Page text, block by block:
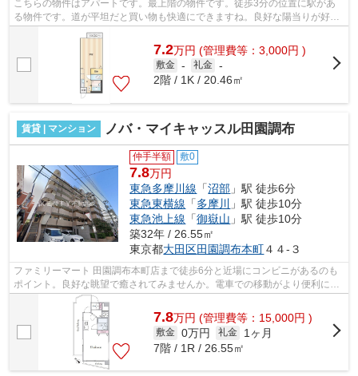
こちらの物件はアパートです。最上階の物件です。徒歩3分の位置に駅があ
る物件です。道が平坦だと買い物も快適にできますね。良好な陽当りが好評
の、魅力溢れる一押しの物件となってい...
7.2万円 (管理費等：3,000円 )
敷金 - 礼金 -
2階 / 1K / 20.46㎡
賃貸 | マンション ノバ・マイキャッスル田園調布
仲手半額 敷0
7.8万円
東急多摩川線 「沼部 」駅 徒歩6分
東急東横線 「多摩川
」駅 徒歩10分
東急池上線 「御嶽山 」駅 徒歩10分
築32年 / 26.55㎡
東京都大田区田園調布本町４４-３
ファミリーマート 田園調布本町店まで徒歩6分と近場にコンビニがあるのも
ポイント。良好な眺望で癒されてみませんか。電車での移動がより便利にな
る、2駅利用可能なマンションです。こ...
7.8万円 (管理費等：15,000円 )
敷金 0万円 礼金
1ヶ月
7階 / 1R / 26.55㎡